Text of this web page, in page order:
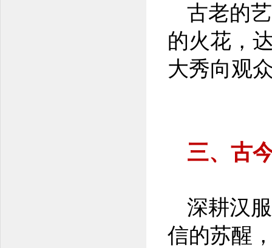
古老的
的火花，
大秀向观
三、古
深耕汉
信的苏醒